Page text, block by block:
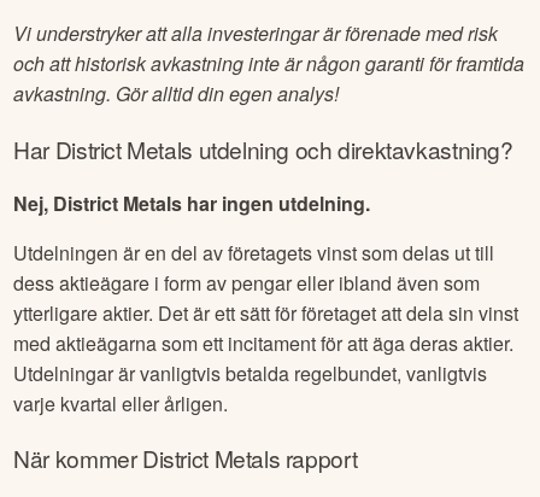
Vi understryker att alla investeringar är förenade med risk
och att historisk avkastning inte är någon garanti för framtida
avkastning. Gör alltid din egen analys!
HarDistrict Metals utdelning och direktavkastning?
Nej, District Metals har ingen utdelning.
Utdelningen är en del av företagets vinst som delas ut till
dess aktieägare i form av pengar eller ibland även som
ytterligare aktier. Det är ett sätt för företaget att dela sin vinst
med aktieägarna som ett incitament för att äga deras aktier.
Utdelningar är vanligtvis betalda regelbundet, vanligtvis
varje kvartal eller årligen.
När kommerDistrict Metals rapport